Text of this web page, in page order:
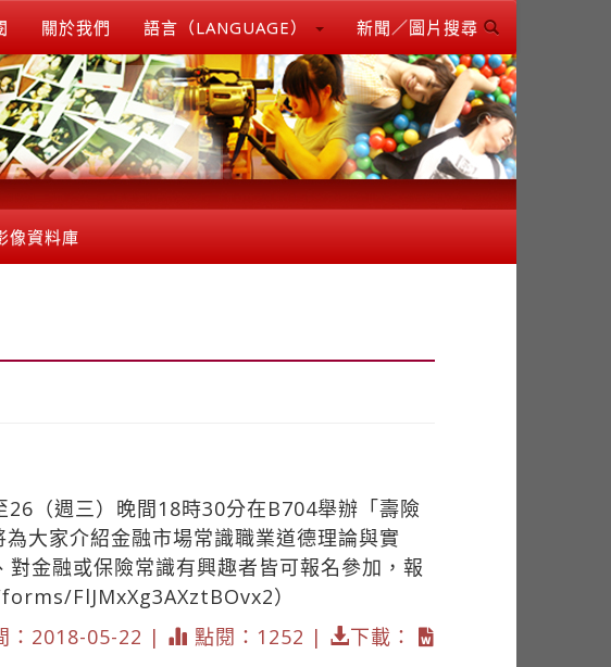
關於我們 語言（LANGUAGE） 新聞／圖片搜尋
像資料庫
26（週三）晚間18時30分在B704舉辦「壽險
大家介紹金融市場常識職業道德理論與實
金融或保險常識有興趣者皆可報名參加，報
FlJMxXg3AXztBOvx2）
：2018-05-22 | 點閱：1252 | 下載：